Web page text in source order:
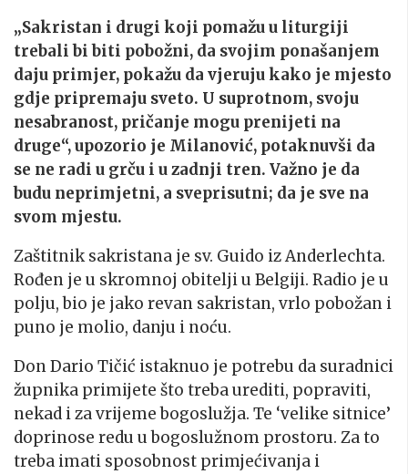
„Sakristan i drugi koji pomažu u liturgiji
trebali bi biti pobožni, da svojim ponašanjem
daju primjer, pokažu da vjeruju kako je mjesto
gdje pripremaju sveto. U suprotnom, svoju
nesabranost, pričanje mogu prenijeti na
druge“, upozorio je Milanović, potaknuvši da
se ne radi u grču i u zadnji tren. Važno je da
budu neprimjetni, a sveprisutni; da je sve na
svom mjestu.
Zaštitnik sakristana je sv. Guido iz Anderlechta.
Rođen je u skromnoj obitelji u Belgiji. Radio je u
polju, bio je jako revan sakristan, vrlo pobožan i
puno je molio, danju i noću.
Don Dario Tičić istaknuo je potrebu da suradnici
župnika primijete što treba urediti, popraviti,
nekad i za vrijeme bogoslužja. Te ‘velike sitnice’
doprinose redu u bogoslužnom prostoru. Za to
treba imati sposobnost primjećivanja i